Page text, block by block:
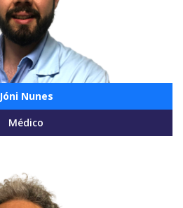
Jóni Nunes
Médico